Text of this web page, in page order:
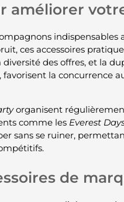
améliorer
indispensables
ces accessoires
des offres, et la
la concurrence
organisent
comme les Everest
sans se ruiner,
de